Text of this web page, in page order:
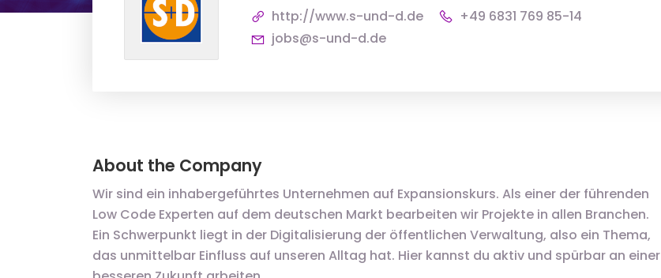
http://www.s-und-d.de
+49 6831 769 85-14
jobs@s-und-d.de
About the Company
Wir sind ein inhabergeführtes Unternehmen auf Expansionskurs. Als einer der führenden
Low Code Experten auf dem deutschen Markt bearbeiten wir Projekte in allen Branchen.
Ein Schwerpunkt liegt in der Digitalisierung der öffentlichen Verwaltung, also ein Thema,
das unmittelbar Einfluss auf unseren Alltag hat. Hier kannst du aktiv und spürbar an einer